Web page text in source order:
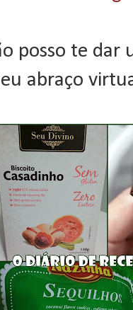
posso te dar
abraço